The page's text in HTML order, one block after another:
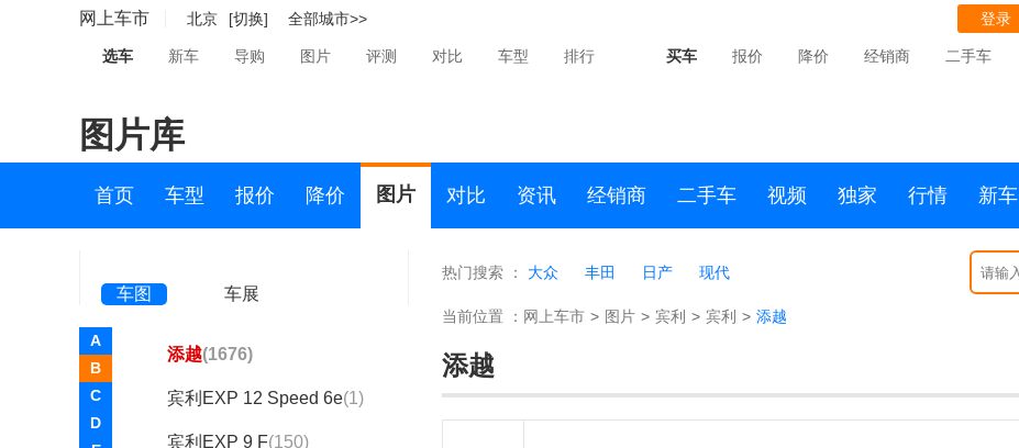
网上车市 北京 [切换] 全部城市>> 登录
选车 新车 导购 图片 评测 对比 车型 排行 买车 报价 降价 经销商 二手车
图片库
首页 车型 报价 降价 图片 对比 资讯 经销商 二手车 视频 独家 行情 新车
车图 车展
A
B
C
D
比德文汽车(1)
宾利(8058)
添越(1676)
宾利EXP 12 Speed 6e(1)
宾利EXP 9 F(150)
热门搜索 ： 大众 丰田 日产 现代
当前位置 ： 网上车市 > 图片 > 宾利 > 宾利 > 添越
添越